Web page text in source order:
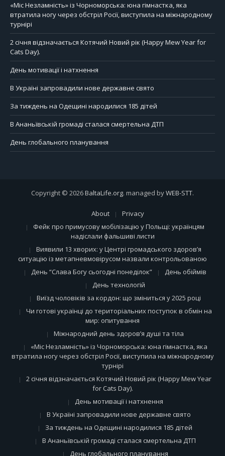
«Міс Незламність» із Чорноморська: юна гімнастка, яка
втратила ногу через обстріл Росії, виступила на міжнародному
турнірі
2 січня відзначається Котячий Новий рік (Happy Mew Year for
Cats Day).
День мотивації і натхнення
В Україні запровадили нове державне свято
За тиждень на Одещині народилися 185 дітей
В Ананьївській громаді сталася смертельна ДТП
День глобального планування
Copyright © 2026BaltaLife.org. managed byWEB-STT.
About
Privacy
Фейк про примусову мобілізацію у Польщі: українцям
надіслали фальшиві листи
Виявили 13 хворих: у Центрі громадського здоров’я
ситуацію із метапневмовірусом назвали контрольованою
День “Слава Богу сьогодні понеділок”
День обіймів
День технологій
Виїзд чоловіків за кордон: що зміниться у 2025 році
Чи готові українці до територіальних поступок в обмін на
мир: опитування
Міжнародний день здоров’я душі та тіла
«Міс Незламність» із Чорноморська: юна гімнастка, яка
втратила ногу через обстріл Росії, виступила на міжнародному
турнірі
2 січня відзначається Котячий Новий рік (Happy Mew Year
for Cats Day).
День мотивації і натхнення
В Україні запровадили нове державне свято
За тиждень на Одещині народилися 185 дітей
В Ананьївській громаді сталася смертельна ДТП
День глобального планування